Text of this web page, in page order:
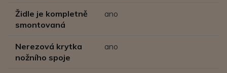
Židle je kompletně
smontovaná
ano
Nerezová krytka
nožního spoje
ano